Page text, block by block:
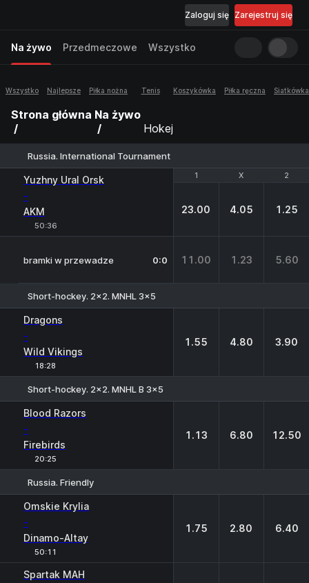
Zarejestruj się
Zaloguj się
Na żywo Przedmeczowe Wszystko
Wszystko Najlepsze Piłka nożna Tenis Koszykówka Piłka ręczna Siatkówka
Strona główna Na żywo
Hokej
Russia. International Tournament
1 X 2
Yuzhny Ural Orsk
-
AKM
50:36
1 X 2
23.00 4.05 1.25
bramki w przewadze 0:0 11.00 1.23 5.60
Short-hockey. 2x2. MNHL 3x5
Dragons
-
Wild Vikings
18:28
1.55 4.80 3.90
Short-hockey. 2x2. MNHL B 3x5
Blood Razors
-
Firebirds
20:25
1.13 6.80 12.50
Russia. Friendly
Omskie Krylia
-
Dinamo-Altay
50:11
1.75 2.80 6.40
Spartak MAH